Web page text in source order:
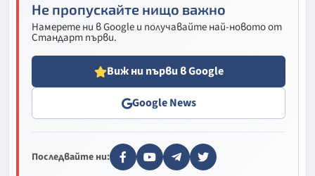
Не пропускайте нищо важно
Намерете ни в Google и получавайте най-новото от
Стандарт първи.
Виж ни първи в Google
Google News
Последвайте ни: